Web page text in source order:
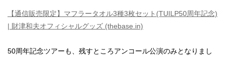
【通信販売限定】マフラータオル3種3枚セット(TUILP50周年記念)
| 財津和夫オフィシャルグッズ (thebase.in)
50周年記念ツアーも、残すところアンコール公演のみとなりまし